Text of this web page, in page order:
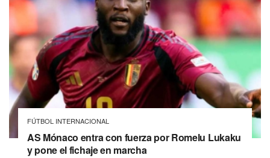
FÚTBOL INTERNACIONAL
AS Mónaco entra con fuerza por Romelu Lukaku
y pone el fichaje en marcha